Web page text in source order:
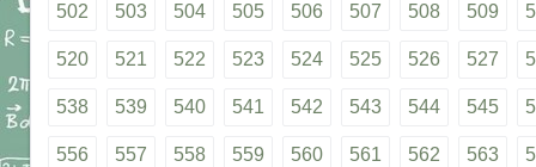
502 503 504 505 506 507 508 509
520 521 522 523 524 525 526 527
538 539 540 541 542 543 544 545
556 557 558 559 560 561 562 563